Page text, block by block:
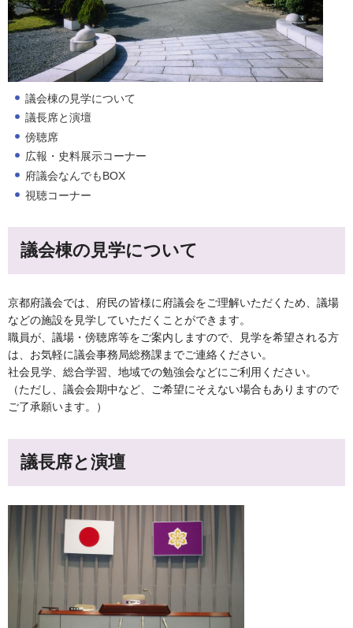
議会棟の見学について
議長席と演壇
傍聴席
広報・史料展示コーナー
府議会なんでもBOX
視聴コーナー
議会棟の見学について
京都府議会では、府民の皆様に府議会をご理解いただくため、議場
などの施設を見学していただくことができます。
職員が、議場・傍聴席等をご案内しますので、見学を希望される方
は、お気軽に議会事務局総務課までご連絡ください。
社会見学、総合学習、地域での勉強会などにご利用ください。
（ただし、議会会期中など、ご希望にそえない場合もありますので
ご了承願います。）
議長席と演壇